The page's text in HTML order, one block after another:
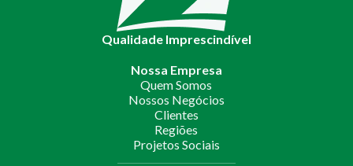
Qualidade Imprescindível
Nossa Empresa
Quem Somos
Nossos Negócios
Clientes
Regiões
Projetos Sociais